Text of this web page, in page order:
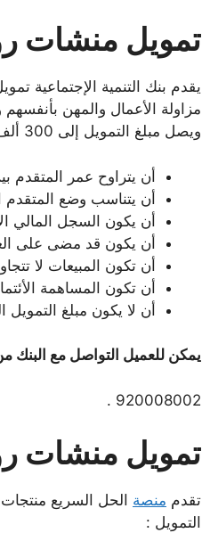
تمويل منشات
يقدم بنك التنمية الإجتماعية
مزاولة الأعمال والمهن
ويصل مبلغ التمويل إلى 300 ألف ريال سعودي ومن الشروط العامة للحصول على التمويل:
أن يتراوح عمر المتقدم بين 21 عاماً و55
أن يتناسب وضع المتقدم
أن يكون السجل المالي
أن يكون قد مضى على العمل في
أن تكون المبيعات لا تتجاوز 3 مليون
أن تكون المساهمة الأئتمانية لا تقل عن 15 %
أن لا يكون مبلغ التمويل
يمكن للعميل التواصل مع البنك
920008002 .
تمويل منشات
تقدم منصة الحل السريع
التمويل :